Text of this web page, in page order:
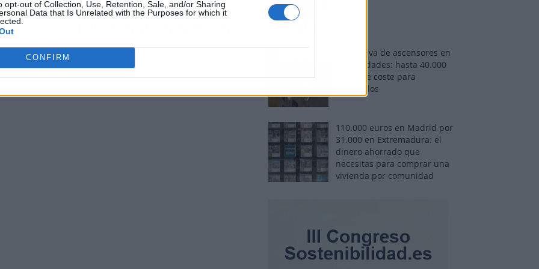
opt-out of Collection, Use, Retention, Sale, and/or Sharing
Data that Is Unrelated with the Purposes for which it
CONFIRM
BUSCAS, AHORA CON UN GRAN
Normativa de ascensores en
comunidades: hasta 40.000
euros de coste para
adaptarlos
110.000 euros en Madrid por
31.000 en Extremadura: el
dinero ahorrado que
necesitas para comprar una
vivienda por comunidad